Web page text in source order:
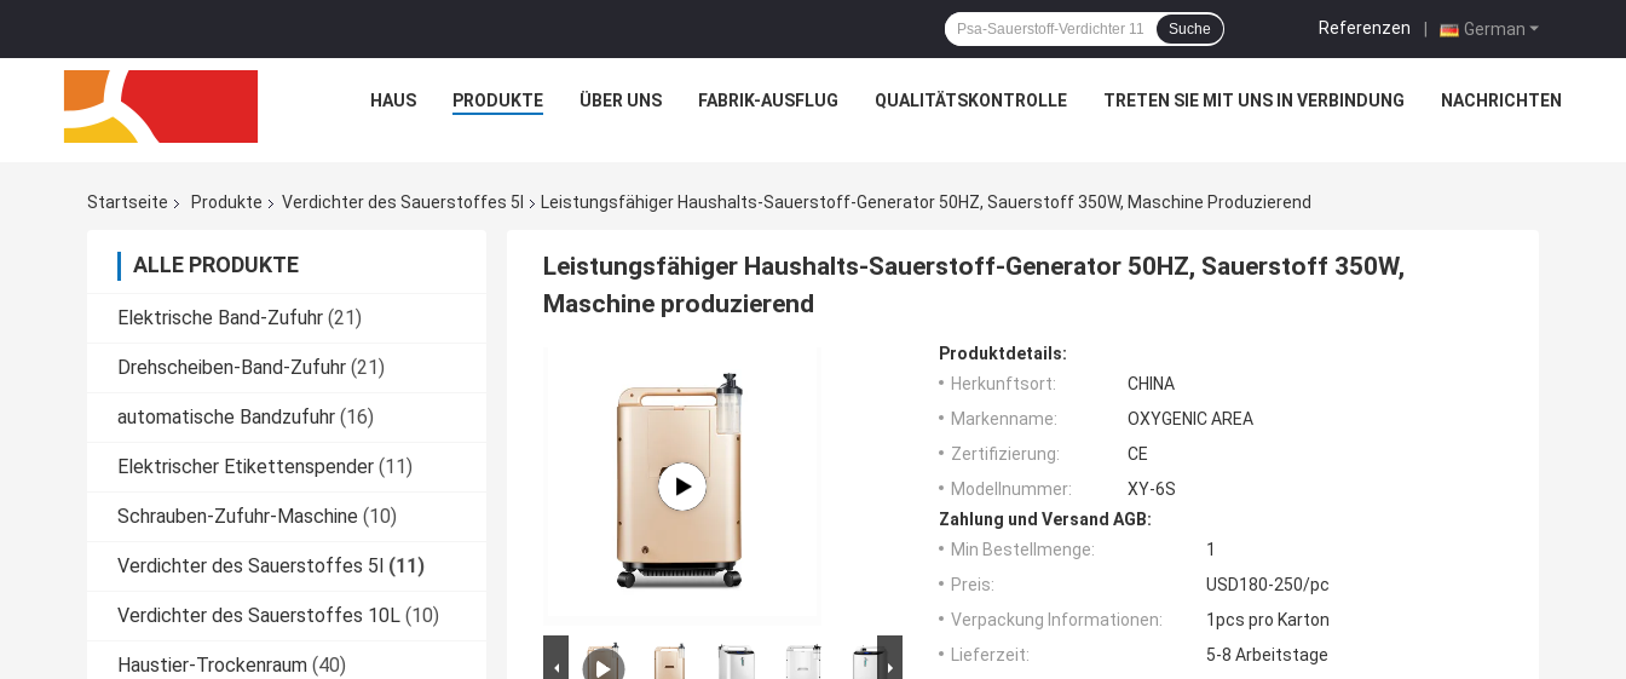
German
Referenzen |
Suche
HAUS PRODUKTE ÜBER UNS FABRIK-AUSFLUG QUALITÄTSKONTROLLE TRETEN SIE MIT UNS IN VERBINDUNG NACHRICHTEN
Startseite Produkte Verdichter des Sauerstoffes 5l Leistungsfähiger Haushalts-Sauerstoff-Generator 50HZ, Sauerstoff 350W, Maschine Produzierend
ALLE PRODUKTE
Elektrische Band-Zufuhr (21)
Drehscheiben-Band-Zufuhr (21)
automatische Bandzufuhr (16)
Elektrischer Etikettenspender (11)
Schrauben-Zufuhr-Maschine (10)
Verdichter des Sauerstoffes 5l (11)
Verdichter des Sauerstoffes 10L (10)
Haustier-Trockenraum (40)
Leistungsfähiger Haushalts-Sauerstoff-Generator 50HZ, Sauerstoff 350W,
Maschine produzierend
Produktdetails:
Herkunftsort:
CHINA
Markenname:
OXYGENIC AREA
Zertifizierung:
CE
Modellnummer:
XY-6S
Zahlung und Versand AGB:
Min Bestellmenge:
1
Preis:
USD180-250/pc
Verpackung Informationen:
1pcs pro Karton
Lieferzeit:
5-8 Arbeitstage